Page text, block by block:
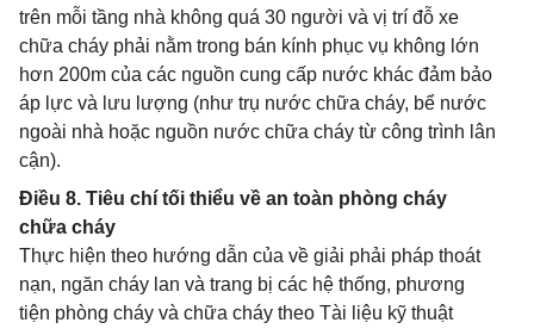
trên mỗi tầng nhà không quá 30 người và vị trí đỗ xe
chữa cháy phải nằm trong bán kính phục vụ không lớn
hơn 200m của các nguồn cung cấp nước khác đảm bảo
áp lực và lưu lượng (như trụ nước chữa cháy, bể nước
ngoài nhà hoặc nguồn nước chữa cháy từ công trình lân
cận).
Điều 8. Tiêu chí tối thiểu về an toàn phòng cháy
chữa cháy
Thực hiện theo hướng dẫn của về giải phải pháp thoát
nạn, ngăn cháy lan và trang bị các hệ thống, phương
tiện phòng cháy và chữa cháy theo Tài liệu kỹ thuật